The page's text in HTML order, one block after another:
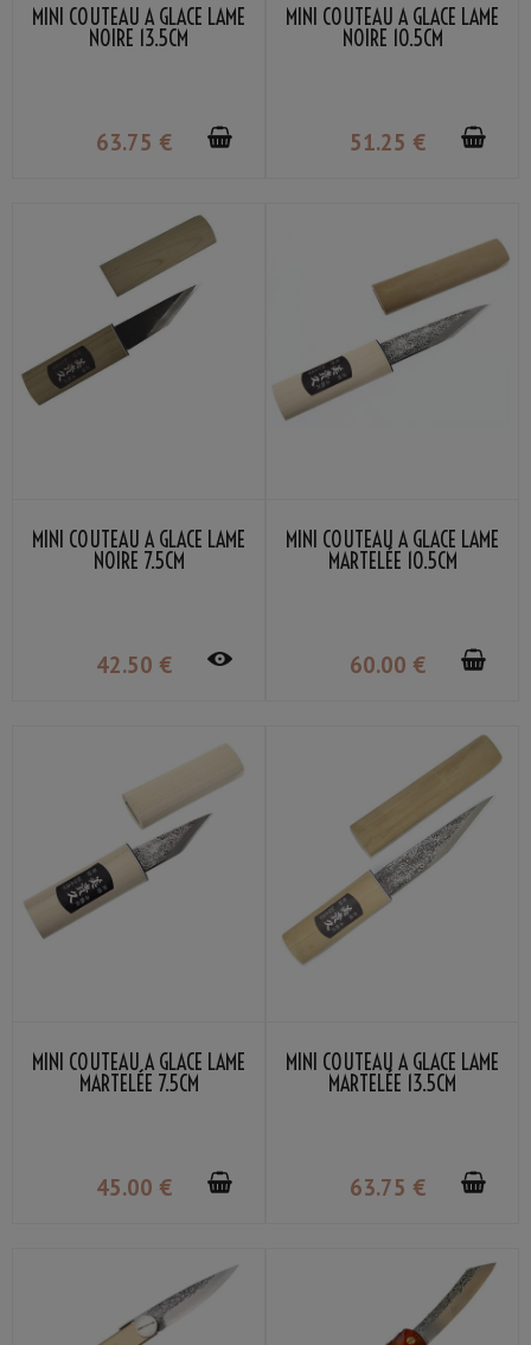
MINI COUTEAU À GLACE LAME
NOIRE 13.5CM
63.75 €
MINI COUTEAU À GLACE LAME
NOIRE 10.5CM
51.25 €
MINI COUTEAU À GLACE LAME
NOIRE 7.5CM
42.50 €
MINI COUTEAU À GLACE LAME
MARTELÉE 10.5CM
60.00 €
MINI COUTEAU À GLACE LAME
MARTELÉE 7.5CM
45.00 €
MINI COUTEAU À GLACE LAME
MARTELÉE 13.5CM
63.75 €